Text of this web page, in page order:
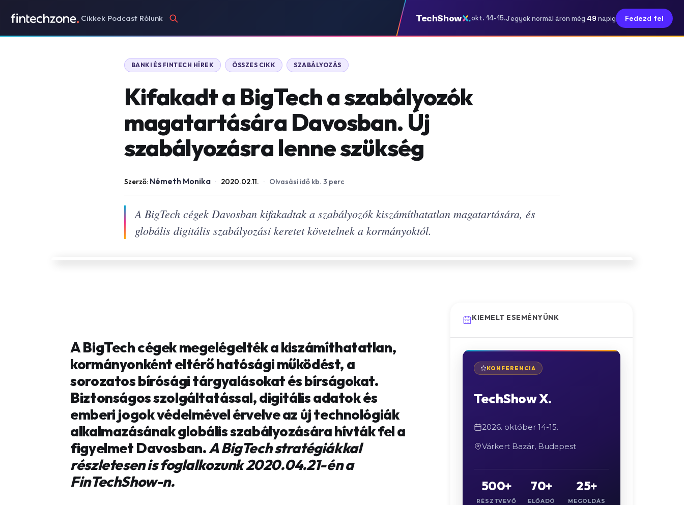
Cikkek Podcast Rólunk TechShow okt. 14-15.Jegyek normál áron még 49 napig Fedezd fel
BANKI ÉS FINTECH HÍREK ÖSSZES CIKK SZABÁLYOZÁS
Kifakadt a BigTech a szabályozók
magatartására Davosban. Új
szabályozásra lenne szükség
Szerző: Németh Monika · 2020.02.11. · Olvasási idő kb. 3 perc
A BigTech cégek Davosban kifakadtak a szabályozók kiszámíthatatlan magatartására, és
globális digitális szabályozási keretet követelnek a kormányoktól.
A BigTech cégek megelégelték a kiszámíthatatlan,
kormányonként eltérő hatósági működést, a
sorozatos bírósági tárgyalásokat és bírságokat.
Biztonságos szolgáltatással, digitális adatok és
emberi jogok védelmével érvelve az új technológiák
alkalmazásának globális szabályozására hívták fel a
figyelmet Davosban.A BigTech stratégiákkal
részletesen is foglalkozunk 2020.04.21-én a
FinTechShow-n.
KIEMELT ESEMÉNYÜNK
KONFERENCIA
TechShow X.
2026. október 14-15.
Várkert Bazár, Budapest
500+
RÉSZTVEVŐ
70+
ELŐADÓ
25+
MEGOLDÁS